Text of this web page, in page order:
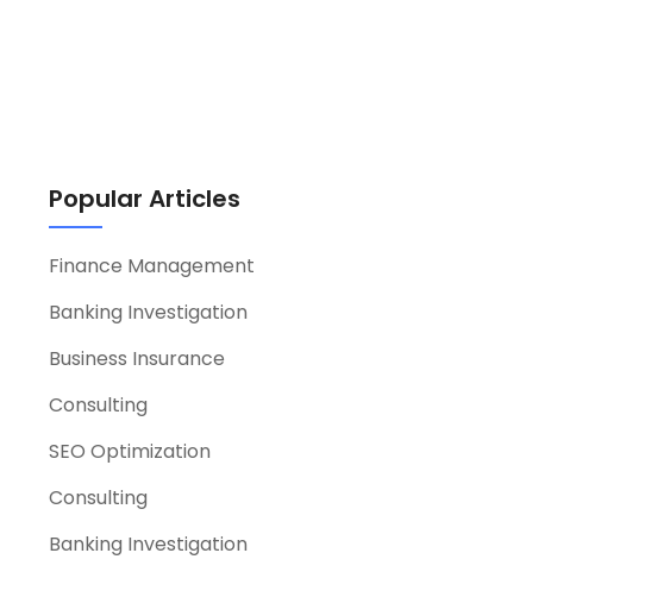
Popular Articles
Finance Management
Banking Investigation
Business Insurance
Consulting
SEO Optimization
Consulting
Banking Investigation